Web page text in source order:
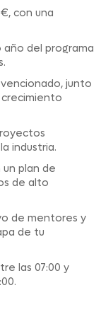
con una
del programa
junto
industria.
plan de
de alto
de mentores y
de tu
las 07:00 y